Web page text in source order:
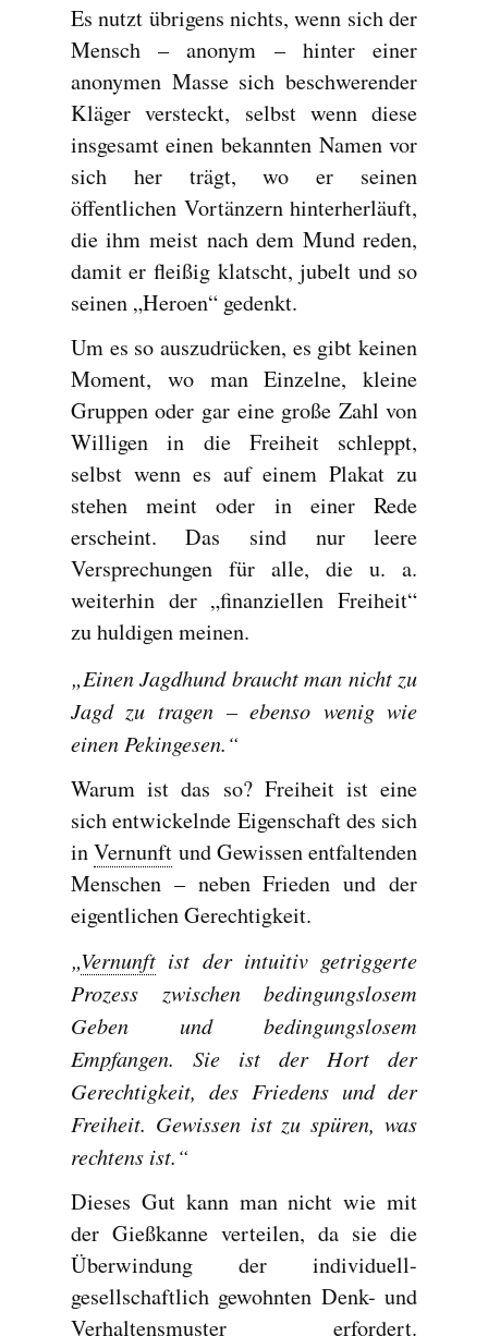
Es nutzt übrigens nichts, wenn sich der
Mensch – anonym – hinter einer
anonymen Masse sich beschwerender
Kläger versteckt, selbst wenn diese
insgesamt einen bekannten Namen vor
sich her trägt, wo er seinen
öffentlichen Vortänzern hinterherläuft,
die ihm meist nach dem Mund reden,
damit er fleißig klatscht, jubelt und so
seinen „Heroen“ gedenkt.
Um es so auszudrücken, es gibt keinen
Moment, wo man Einzelne, kleine
Gruppen oder gar eine große Zahl von
Willigen in die Freiheit schleppt,
selbst wenn es auf einem Plakat zu
stehen meint oder in einer Rede
erscheint. Das sind nur leere
Versprechungen für alle, die u. a.
weiterhin der „finanziellen Freiheit“
zu huldigen meinen.
„Einen Jagdhund braucht man nicht zu
Jagd zu tragen – ebenso wenig wie
einen Pekingesen.“
Warum ist das so? Freiheit ist eine
sich entwickelnde Eigenschaft des sich
inVernunft und Gewissen entfaltenden
Menschen – neben Frieden und der
eigentlichen Gerechtigkeit.
„Vernunftist der intuitiv getriggerte
Prozess zwischen bedingungslosem
Geben und bedingungslosem
Empfangen. Sie ist der Hort der
Gerechtigkeit, des Friedens und der
Freiheit. Gewissen ist zu spüren, was
rechtens ist.“
Dieses Gut kann man nicht wie mit
der Gießkanne verteilen, da sie die
Überwindung der individuell-
gesellschaftlich gewohnten Denk- und
Verhaltensmuster erfordert.